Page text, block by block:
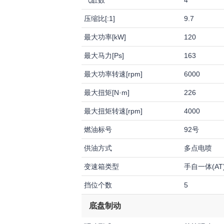
压缩比[:1] 9.7
最大功率[kW] 120
最大马力[Ps] 163
最大功率转速[rpm] 6000
最大扭矩[N·m] 226
最大扭矩转速[rpm] 4000
燃油标号 92号
供油方式 多点电喷
变速箱类型 手自一体
挡位个数 5
底盘制动